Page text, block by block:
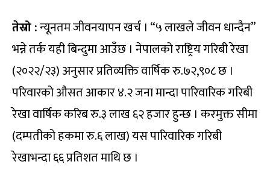
तेस्रो :न्यूनतम जीवनयापन खर्च । “५ लाखले जीवन धान्दैन”
भन्ने तर्क यही बिन्दुमा आउँछ । नेपालको राष्ट्रिय गरिबी रेखा
(२०२२/२३) अनुसार प्रतिव्यक्ति वार्षिक रु.७२,९०८ छ ।
परिवारको औसत आकार ४.२ जना मान्दा पारिवारिक गरिबी
रेखा वार्षिक करिब रु.३ लाख ६२ हजार हुन्छ । करमुक्त सीमा
(दम्पतीको हकमा रु.६ लाख) यस पारिवारिक गरिबी
रेखाभन्दा ६६ प्रतिशत माथि छ ।